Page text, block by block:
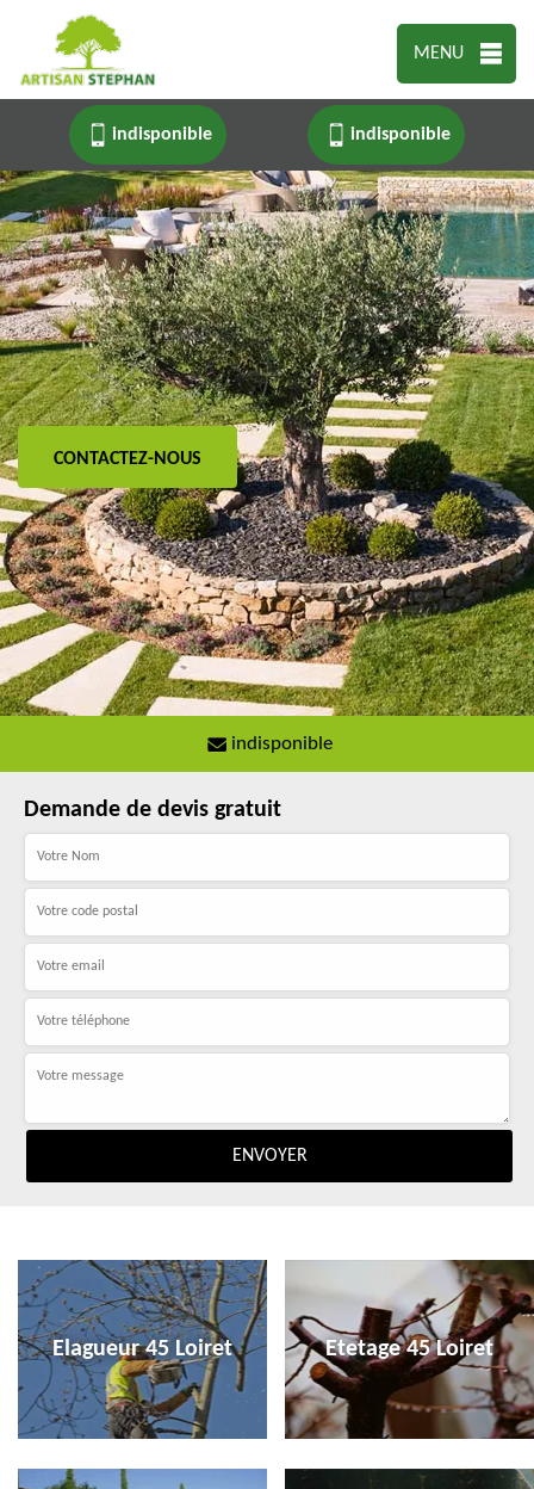
MENU
indisponible indisponible
CONTACTEZ-NOUS
indisponible
Demande de devis gratuit
Elagueur 45 Loiret Etetage 45 Loiret